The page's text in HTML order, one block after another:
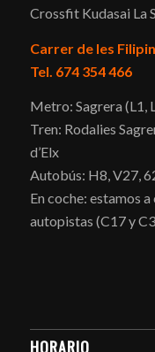
Crossfit Kudasai La
Carrer de les
Tel. 674 354 466
Metro: Sagrera (L1,
Tren: Rodalies
d’Elx
Autobús: H8, V27,
En coche: estamos
autopistas (C17 y
HORARIO